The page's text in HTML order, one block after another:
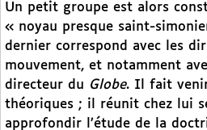
Un petit groupe est alors
« noyau presque saint-
dernier correspond avec les
mouvement, et notamment
directeur du Globe. Il fait
théoriques ; il réunit chez lui
approfondir l’étude de la